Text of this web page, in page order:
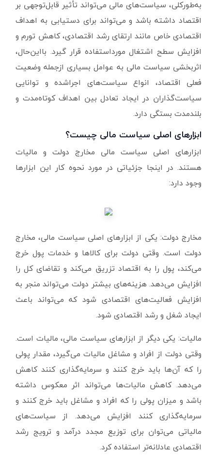
به‌طورکلی، سیاست‌های مالی می‌تواند تأثیر قابل‌توجهی بر
اقتصاد داشته باشد و می‌تواند برای دستیابی به اهداف
اقتصادی خاص مانند ارتقای رشد اقتصادی، کاهش تورم و
افزایش سطح اشتغال مورداستفاده قرار گیرد. بااین‌حال،
اثربخشی سیاست مالی به عوامل بسیاری ازجمله وضعیت
فعلی اقتصاد، انواع سیاست‌های اجراشده و توانایی
سیاست‌گذاران در ایجاد تعادل بین اهداف کوتاه‌مدت و
بلندمدت بستگی دارد.
ابزارهای اصلی سیاست مالی چیست؟
ابزارهای اصلی سیاست مالی مخارج دولت و مالیات
هستند. در اینجا جزئیاتی در مورد نحوه کار این ابزارها
وجود دارد:
مخارج دولت: یکی از ابزارهای اصلی سیاست مالی، مخارج
دولت است. وقتی دولت برای کالاها و خدمات پول خرج
می‌کند، پول را به اقتصاد تزریق می‌کند و تقاضای کل را
افزایش می‌دهد. هزینه‌های بیشتر دولت می‌تواند منجر به
افزایش فعالیت‌های اقتصادی شود که می‌تواند باعث
ایجاد شغل و رشد اقتصادی شود.
مالیات: یکی دیگر از ابزارهای سیاست مالی، مالیات است.
وقتی دولت از افراد و مشاغل مالیات می‌گیرد، مقدار پولی
را که آن‌ها باید خرج کنند و سرمایه‌گذاری کنند کاهش
می‌دهد. کاهش مالیات‌ها می‌تواند اثر معکوس داشته
باشد و میزان پولی را که افراد و مشاغل باید خرج کنند و
سرمایه‌گذاری کنند افزایش می‌دهد. از سیاست‌های
مالیاتی می‌توان برای توزیع مجدد درآمد و ترویج رشد
اقتصادی عادلانه‌تر استفاده کرد.